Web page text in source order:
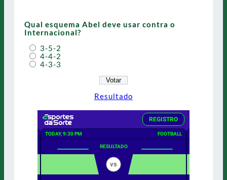
Qual esquema Abel deve usar contra o
Internacional?
3-5-2
4-4-2
4-3-3
Resultado